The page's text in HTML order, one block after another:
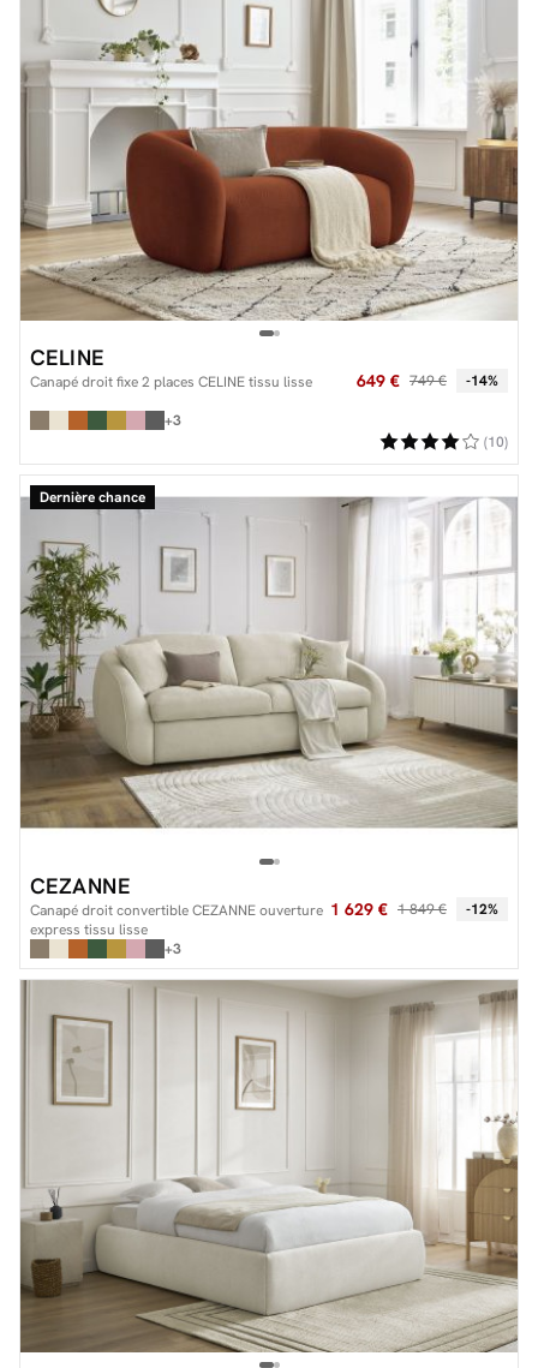
CELINE
Canapé droit fixe 2 places CELINE tissu lisse 649 € 749 € -14%
+3
(10)
Dernière chance
CEZANNE
Canapé droit convertible CEZANNE ouverture
express tissu lisse
1 629 € 1 849 € -12%
+3